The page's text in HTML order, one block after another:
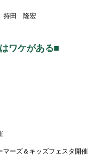
持田 隆宏
ワケがある■
マーズ＆キッズフェスタ開催